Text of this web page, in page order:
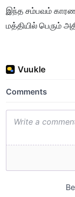
இந்த சம்பவம்
மத்தியில் பெரும்